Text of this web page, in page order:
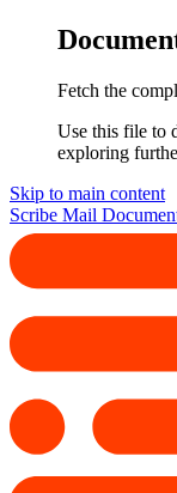
Fetch the
Use this file to
exploring
Skip to main content
Scribe Mail